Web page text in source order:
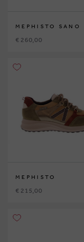
MEPHISTO SANO
€ 260,00
MEPHISTO
€ 215,00